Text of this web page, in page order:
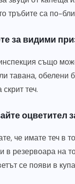
тръбите са по-
за видими
също
тавана, обелени
теч.
оцветител
че имате теч в
в резервоара на
се появи в